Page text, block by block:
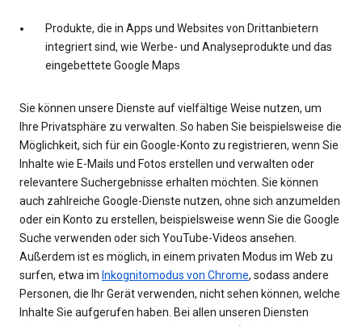
Produkte, die in Apps und Websites von Drittanbietern
integriert sind, wie Werbe- und Analyseprodukte und das
eingebettete Google Maps
Sie können unsere Dienste auf vielfältige Weise nutzen, um
Ihre Privatsphäre zu verwalten. So haben Sie beispielsweise die
Möglichkeit, sich für ein Google-Konto zu registrieren, wenn Sie
Inhalte wie E-Mails und Fotos erstellen und verwalten oder
relevantere Suchergebnisse erhalten möchten. Sie können
auch zahlreiche Google-Dienste nutzen, ohne sich anzumelden
oder ein Konto zu erstellen, beispielsweise wenn Sie die Google
Suche verwenden oder sich YouTube-Videos ansehen.
Außerdem ist es möglich, in einem privaten Modus im Web zu
surfen, etwa im Inkognitomodus von Chrome, sodass andere
Personen, die Ihr Gerät verwenden, nicht sehen können, welche
Inhalte Sie aufgerufen haben. Bei allen unseren Diensten